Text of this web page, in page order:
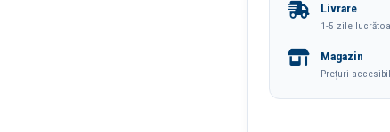
Culori
Triunghiulare
Evolution
Bic
Livrare
1-5 zile
Magazin
Prețuri